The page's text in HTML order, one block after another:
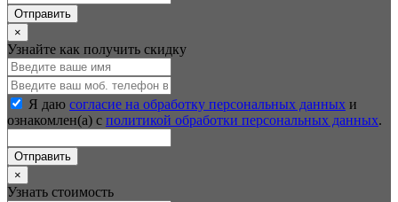
Отправить
×
Узнайте как получить скидку
Я даю согласие на обработку персональных данных и
ознакомлен(а) с политикой обработки персональных данных.
Отправить
×
Узнать стоимость